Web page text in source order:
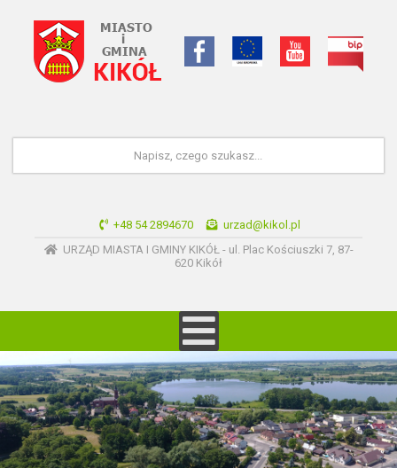
+48 54 2894670
urzad@kikol.pl
URZĄD MIASTA I GMINY KIKÓŁ - ul. Plac Kościuszki 7, 87-
620 Kikół